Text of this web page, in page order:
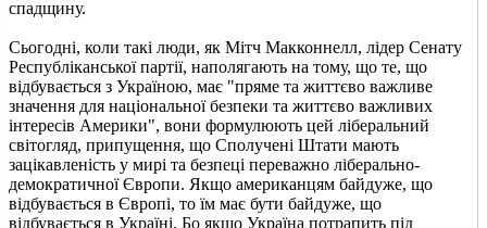
спадщину.
Сьогодні, коли такі люди, як Мітч Макконнелл, лідер Сенату
Республіканської партії, наполягають на тому, що те, що
відбувається з Україною, має "пряме та життєво важливе
значення для національної безпеки та життєво важливих
інтересів Америки", вони формулюють цей ліберальний
світогляд, припущення, що Сполучені Штати мають
зацікавленість у мирі та безпеці переважно ліберально-
демократичної Європи. Якщо американцям байдуже, що
відбувається в Європі, то їм має бути байдуже, що
відбувається в Україні. Бо якщо Україна потрапить під